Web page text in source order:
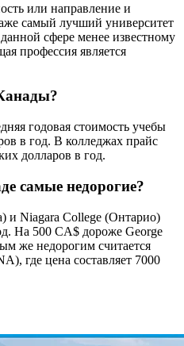
или направление и
самый лучший университет
сфере менее известному
профессия является
годовая стоимость учебы
в год. В колледжах прайс
долларов в год.
самые недорогие?
и Niagara College (Онтарио)
На 500 CA$ дороже George
же недорогим считается
где цена составляет 7000